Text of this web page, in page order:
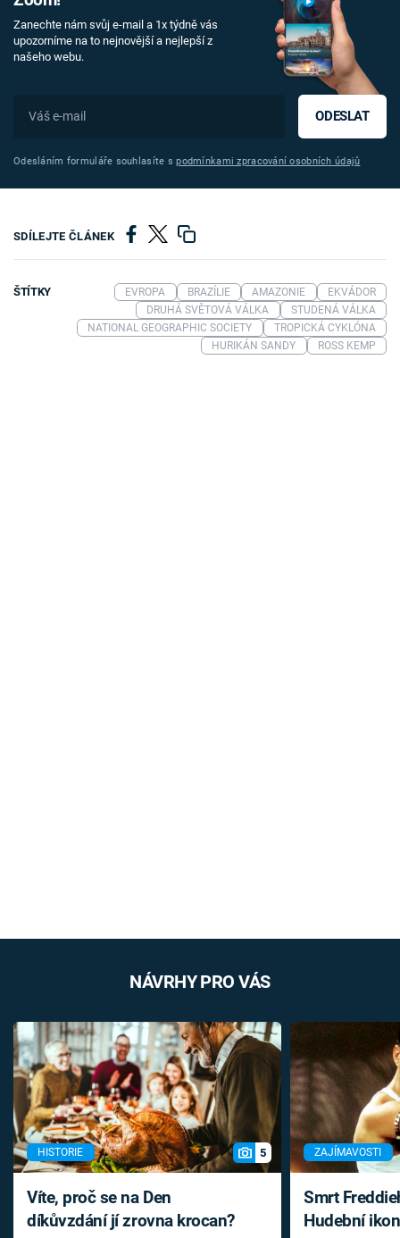
Zanechte nám svůj e-mail a 1x týdně vás
upozorníme na to nejnovější a nejlepší z
našeho webu.
ODESLAT
Odesláním formuláře souhlasíte spodmínkami zpracování osobních údajů
SDÍLEJTE ČLÁNEK
ŠTÍTKY EVROPA BRAZÍLIE AMAZONIE
EKVÁDOR
DRUHÁ SVĚTOVÁ VÁLKA
STUDENÁ VÁLKA
NATIONAL GEOGRAPHIC SOCIETY
TROPICKÁ CYKLÓNA
HURIKÁN SANDY
ROSS KEMP
NÁVRHY PRO VÁS
HISTORIE 5
Víte, proč se na Den
díkůvzdání jí zrovna krocan?
ZAJÍMAVOSTI
Smrt
Hudební